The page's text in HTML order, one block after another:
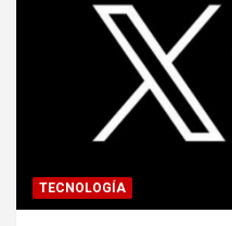
TECNOLOGÍA